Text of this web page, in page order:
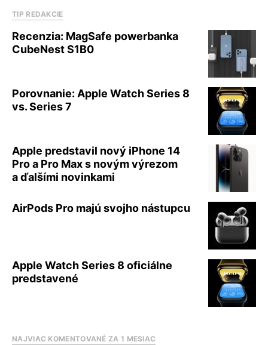
TIP REDAKCIE
Recenzia: MagSafe powerbanka
CubeNest S1B0
Porovnanie: Apple Watch Series 8
vs. Series 7
Apple predstavil nový iPhone 14
Pro a Pro Max s novým výrezom
a ďalšími novinkami
AirPods Pro majú svojho nástupcu
Apple Watch Series 8 oficiálne
predstavené
NAJVIAC KOMENTOVANÉ ZA 1 MESIAC